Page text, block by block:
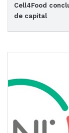
Cell4Food
de capital